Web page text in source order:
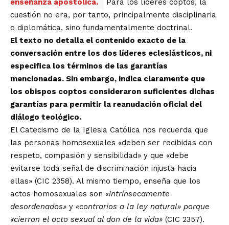
enseñanza apostólica.
Para los líderes coptos, la
cuestión no era, por tanto, principalmente disciplinaria
o diplomática, sino fundamentalmente doctrinal.
El texto no detalla el contenido exacto de la
conversación entre los dos líderes eclesiásticos, ni
especifica los términos de las garantías
mencionadas. Sin embargo, indica claramente que
los obispos coptos consideraron suficientes dichas
garantías para permitir la reanudación oficial del
diálogo teológico.
El Catecismo de la Iglesia Católica nos recuerda que
las personas homosexuales «deben ser recibidas con
respeto, compasión y sensibilidad» y que «debe
evitarse toda señal de discriminación injusta hacia
ellas» (CIC 2358). Al mismo tiempo, enseña que los
actos homosexuales son «intrínsecamente
desordenados» y «contrarios a la ley natural» porque
«cierran el acto sexual al don de la vida» (CIC 2357).